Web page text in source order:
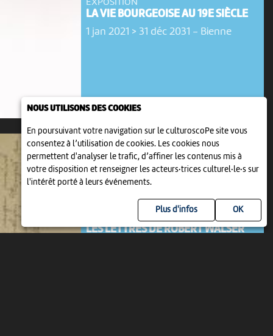
NOUS UTILISONS DES COOKIES
En poursuivant votre navigation sur le culturoscoPe site vous
consentez à l’utilisation de cookies. Les cookies nous
permettent d'analyser le trafic, d’affiner les contenus mis à
votre disposition et renseigner les acteurs·trices culturel·le·s sur
l'intérêt porté à leurs événements.
Plus d'infos
EXPOSITION
LA VIE BOURGEOISE AU 19E SIÈCLE
1 jan 2021 > 31 déc 2031 - Bienne
LES LETTRES DE ROBERT WALSER